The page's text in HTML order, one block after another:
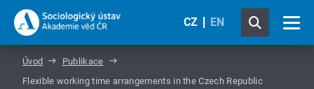
CZ EN
Úvod
Publikace
Flexible working time arrangements in the Czech Republic